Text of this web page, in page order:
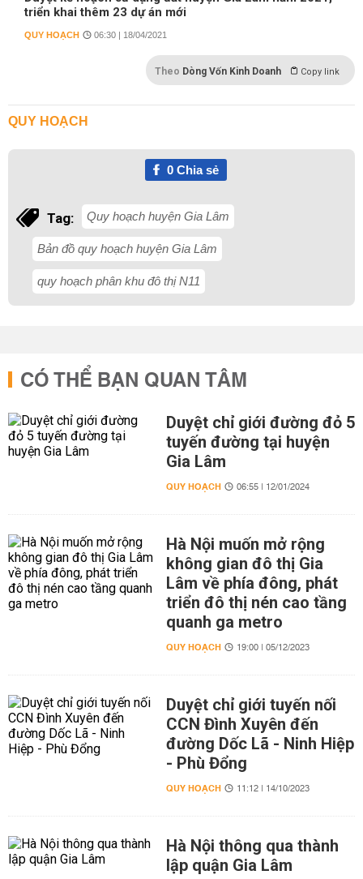
triển khai thêm 23 dự án mới
QUY HOẠCH 06:30 | 18/04/2021
Theo Dòng Vốn Kinh Doanh Copy link
QUY HOẠCH
0Chia sẻ
Tag: Quy hoạch huyện Gia Lâm
Bản đồ quy hoạch huyện Gia Lâm
quy hoạch phân khu đô thị N11
CÓ THỂ BẠN QUAN TÂM
Duyệt chỉ giới đường đỏ 5
tuyến đường tại huyện
Gia Lâm
QUY HOẠCH 06:55 | 12/01/2024
Hà Nội muốn mở rộng
không gian đô thị Gia
Lâm về phía đông, phát
triển đô thị nén cao tầng
quanh ga metro
QUY HOẠCH 19:00 | 05/12/2023
Duyệt chỉ giới tuyến nối
CCN Đình Xuyên đến
đường Dốc Lã - Ninh Hiệp
- Phù Đổng
QUY HOẠCH 11:12 | 14/10/2023
Hà Nội thông qua thành
lập quận Gia Lâm